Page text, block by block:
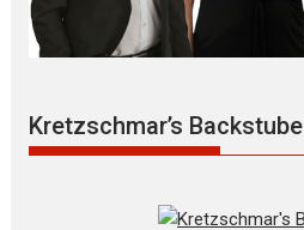
Kretzschmar’s Backstube